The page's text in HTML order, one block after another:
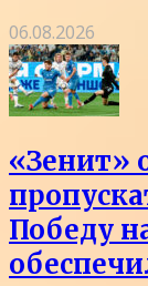
06.08.2026
«Зенит»
Победу